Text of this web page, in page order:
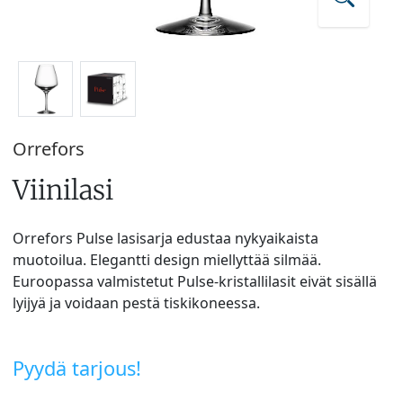
Orrefors
Viinilasi
Orrefors Pulse lasisarja edustaa nykyaikaista
muotoilua. Elegantti design miellyttää silmää.
Euroopassa valmistetut Pulse-kristallilasit eivät sisällä
lyijyä ja voidaan pestä tiskikoneessa.
Pyydä tarjous!